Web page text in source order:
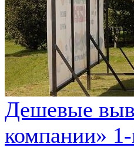
Дешевые
компании»